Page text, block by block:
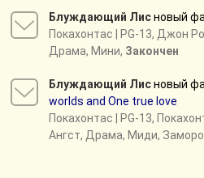
Блуждающий Лисновый
Покахонтас | PG-13, Джон
Драма, Мини, Закончен
Блуждающий Лисновый
worlds and Оne true love
Покахонтас | PG-13,
Ангст, Драма, Миди,